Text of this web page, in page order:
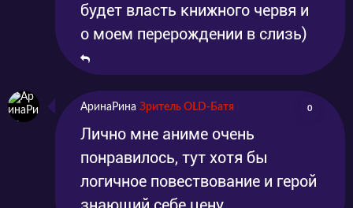
будет власть книжного червя и
о моем перерождении в слизь)
АринаРина Зритель OLD-Батя 0
Лично мне аниме очень
понравилось, тут хотя бы
логичное повествование и герой